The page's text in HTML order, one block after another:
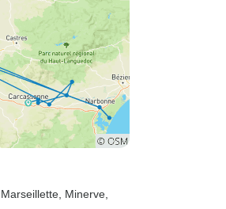
, Marseillette , Minerve